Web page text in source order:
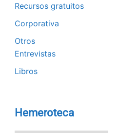
Recursos gratuitos
Corporativa
Otros
Entrevistas
Libros
Hemeroteca